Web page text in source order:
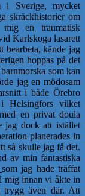
i Sverige, mycket
skräckhistorier om
mig en traumatisk
Karlskoga lasarett
bearbeta, kände jag
hoppas på det
som kan
jag en mödosam
i både Örebro
Helsingfors vilket
en privat doula
jag dock att istället
planerades in
så skulle jag få det.
av min fantastiska
som jag hade träffat
mig innan vi åkte in
även där. Att